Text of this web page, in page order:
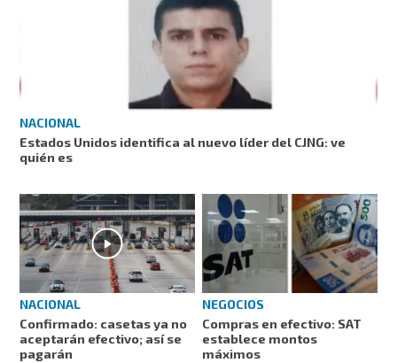
NACIONAL
Estados Unidos identifica al nuevo líder del CJNG: ve
quién es
NACIONAL
Confirmado: casetas ya no
aceptarán efectivo; así se
pagarán
NEGOCIOS
Compras en efectivo: SAT
establece montos
máximos